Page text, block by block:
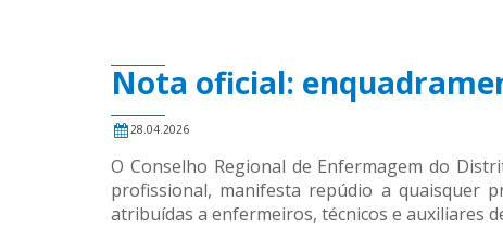
Nota oficial:
28.04.2026
O Conselho Regional de Enfermagem do
profissional, manifesta repúdio a quaisquer
atribuídas a enfermeiros, técnicos e auxiliares